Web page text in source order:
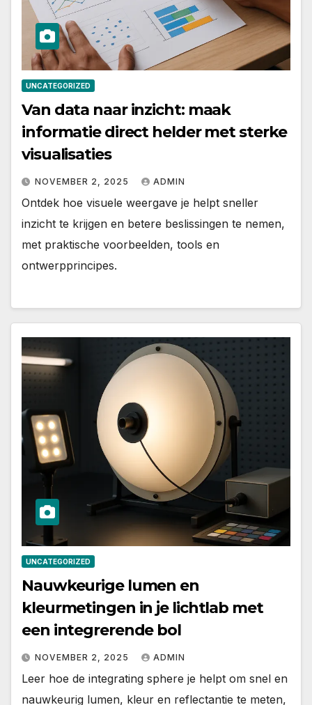
UNCATEGORIZED
Van data naar inzicht: maak
informatie direct helder met sterke
visualisaties
NOVEMBER 2, 2025 ADMIN
Ontdek hoe visuele weergave je helpt sneller
inzicht te krijgen en betere beslissingen te nemen,
met praktische voorbeelden, tools en
ontwerpprincipes.
UNCATEGORIZED
Nauwkeurige lumen en
kleurmetingen in je lichtlab met
een integrerende bol
NOVEMBER 2, 2025 ADMIN
Leer hoe de integrating sphere je helpt om snel en
nauwkeurig lumen, kleur en reflectantie te meten,